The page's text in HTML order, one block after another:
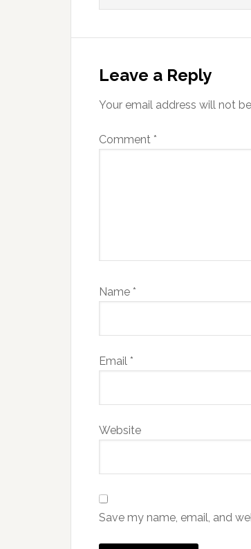
Leave a Reply
Your email address will not
Comment *
Name *
Email *
Website
Save my name, email, and